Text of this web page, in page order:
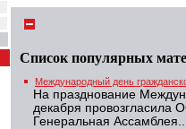
Список популярных
Международный день
На празднование
декабря провозгласила
Генеральная